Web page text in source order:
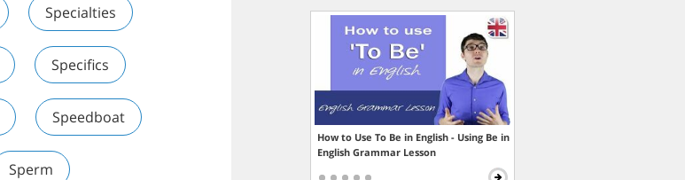
Specialties
Specifics
Speedboat
Sperm
How to Use To Be in English - Using Be in
English Grammar Lesson